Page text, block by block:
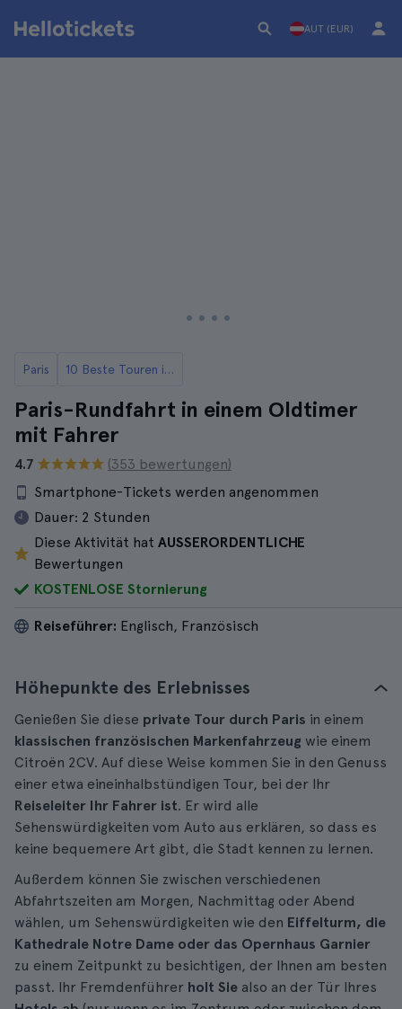
AUT (EUR)
Paris 10 Beste Touren in Paris
Paris-Rundfahrt in einem Oldtimer
mit Fahrer
4.7
(353 bewertungen)
Smartphone-Tickets werden angenommen
Dauer: 2 Stunden
Diese Aktivität hat AUSSERORDENTLICHE
Bewertungen
KOSTENLOSE Stornierung
Reiseführer: Englisch, Französisch
Höhepunkte des Erlebnisses
Genießen Sie diese private Tour durch Paris in einem
klassischen französischen Markenfahrzeug wie einem
Citroën 2CV. Auf diese Weise kommen Sie in den Genuss
einer etwa eineinhalbstündigen Tour, bei der Ihr
Reiseleiter Ihr Fahrer ist. Er wird alle
Sehenswürdigkeiten vom Auto aus erklären, so dass es
keine bequemere Art gibt, die Stadt kennen zu lernen.
Außerdem können Sie zwischen verschiedenen
Abfahrtszeiten am Morgen, Nachmittag oder Abend
wählen, um Sehenswürdigkeiten wie den Eiffelturm, die
Kathedrale Notre Dame oder das Opernhaus Garnier
zu einem Zeitpunkt zu besichtigen, der Ihnen am besten
passt. Ihr Fremdenführer holt Sie also an der Tür Ihres